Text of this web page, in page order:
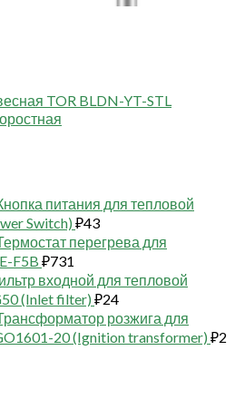
TOR BLDN-YT-STL
питания для тепловой
Switch) ₽43
перегрева для
F5B ₽731
входной для тепловой
(Inlet filter) ₽24
розжига для
20 (Ignition transformer) ₽2